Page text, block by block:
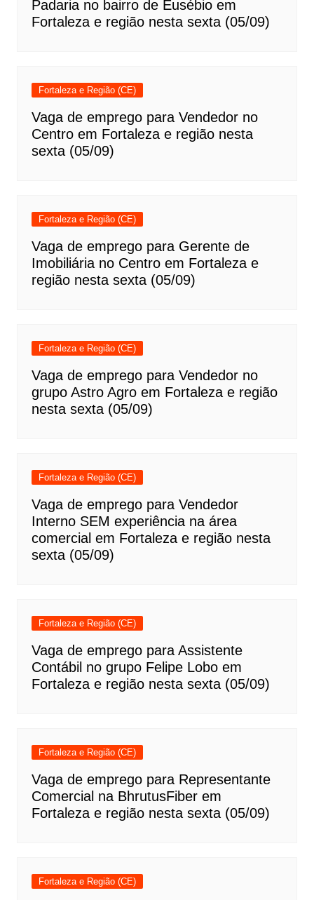
Padaria no bairro de Eusébio em
Fortaleza e região nesta sexta (05/09)
Fortaleza e Região (CE)
Vaga de emprego para Vendedor no
Centro em Fortaleza e região nesta
sexta (05/09)
Fortaleza e Região (CE)
Vaga de emprego para Gerente de
Imobiliária no Centro em Fortaleza e
região nesta sexta (05/09)
Fortaleza e Região (CE)
Vaga de emprego para Vendedor no
grupo Astro Agro em Fortaleza e região
nesta sexta (05/09)
Fortaleza e Região (CE)
Vaga de emprego para Vendedor
Interno SEM experiência na área
comercial em Fortaleza e região nesta
sexta (05/09)
Fortaleza e Região (CE)
Vaga de emprego para Assistente
Contábil no grupo Felipe Lobo em
Fortaleza e região nesta sexta (05/09)
Fortaleza e Região (CE)
Vaga de emprego para Representante
Comercial na BhrutusFiber em
Fortaleza e região nesta sexta (05/09)
Fortaleza e Região (CE)